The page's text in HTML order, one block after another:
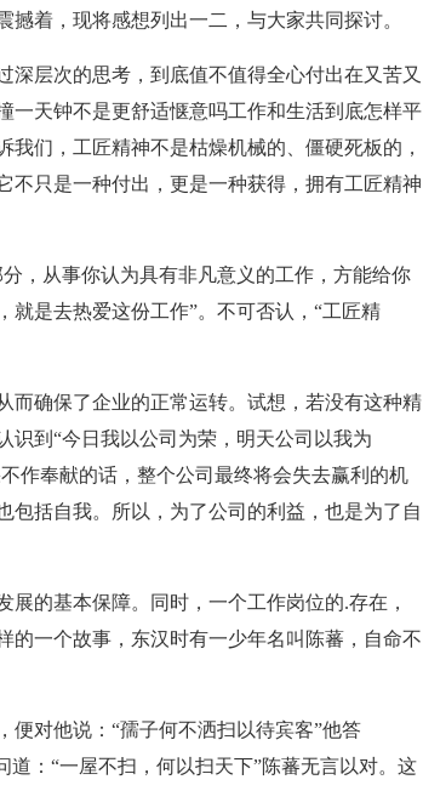
着，现将感想列出一二，与大家共同探讨。
层次的思考，到底值不值得全心付出在又苦又
一天钟不是更舒适惬意吗工作和生活到底怎样平
们，工匠精神不是枯燥机械的、僵硬死板的，
不只是一种付出，更是一种获得，拥有工匠精神
，从事你认为具有非凡意义的工作，方能给你
是去热爱这份工作”。不可否认，“工匠精
而确保了企业的正常运转。试想，若没有这种精
识到“今日我以公司为荣，明天公司以我为
作奉献的话，整个公司最终将会失去赢利的机
包括自我。所以，为了公司的利益，也是为了自
的基本保障。同时，一个工作岗位的.存在，
的一个故事，东汉时有一少年名叫陈蕃，自命不
便对他说：“孺子何不洒扫以待宾客”他答
：“一屋不扫，何以扫天下”陈蕃无言以对。这